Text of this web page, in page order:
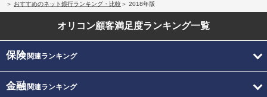
おすすめのネット銀行ランキング・比較
2018年版
オリコン顧客満足度ランキング一覧
保険関連ランキング
金融関連ランキング